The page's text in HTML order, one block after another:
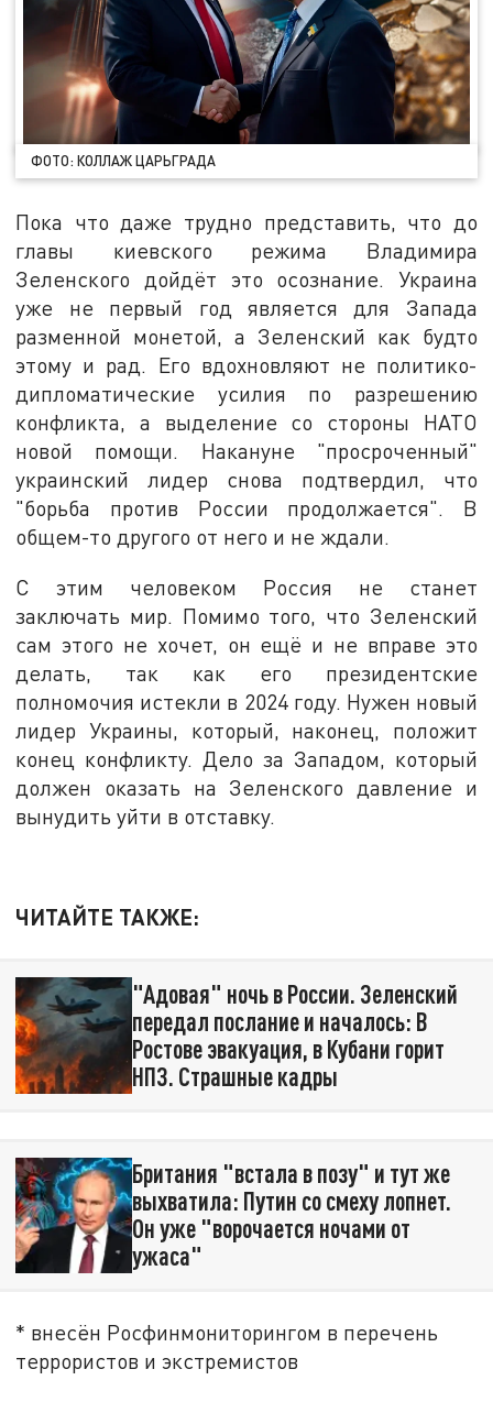
ФОТО: КОЛЛАЖ ЦАРЬГРАДА
Пока что даже трудно представить, что до
главы киевского режима Владимира
Зеленского дойдёт это осознание. Украина
уже не первый год является для Запада
разменной монетой, а Зеленский как будто
этому и рад. Его вдохновляют не политико-
дипломатические усилия по разрешению
конфликта, а выделение со стороны НАТО
новой помощи. Накануне "просроченный"
украинский лидер снова подтвердил, что
"борьба против России продолжается". В
общем-то другого от него и не ждали.
С этим человеком Россия не станет
заключать мир. Помимо того, что Зеленский
сам этого не хочет, он ещё и не вправе это
делать, так как его президентские
полномочия истекли в 2024 году. Нужен новый
лидер Украины, который, наконец, положит
конец конфликту. Дело за Западом, который
должен оказать на Зеленского давление и
вынудить уйти в отставку.
ЧИТАЙТЕ ТАКЖЕ:
"Адовая" ночь в России. Зеленский
передал послание и началось: В
Ростове эвакуация, в Кубани горит
НПЗ. Страшные кадры
Британия "встала в позу" и тут же
выхватила: Путин со смеху лопнет.
Он уже "ворочается ночами от
ужаса"
* внесён Росфинмониторингом в перечень
террористов и экстремистов